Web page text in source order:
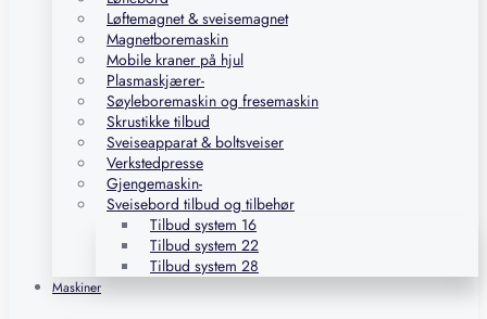
Løftemagnet & sveisemagnet
Magnetboremaskin
Mobile kraner på hjul
Plasmaskjærer-
Søyleboremaskin og fresemaskin
Skrustikke tilbud
Sveiseapparat & boltsveiser
Verkstedpresse
Gjengemaskin-
Sveisebord tilbud og tilbehør
Tilbud system 16
Tilbud system 22
Tilbud system 28
Maskiner